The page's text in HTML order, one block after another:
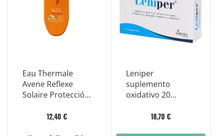
Eau Thermale
Avene Reflexe
Solaire Protección
Niños Spf50+ 30ml
12,40 €
Leniper
suplemento
oxidativo 20
18,70 €